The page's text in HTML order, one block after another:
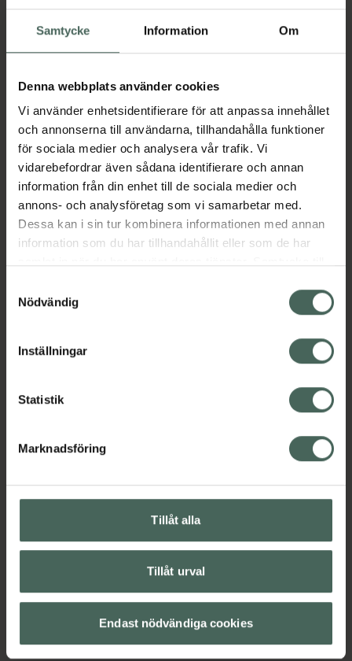
Samtycke Information Om
Denna webbplats använder cookies
Vi använder enhetsidentifierare för att anpassa innehållet
och annonserna till användarna, tillhandahålla funktioner
för sociala medier och analysera vår trafik. Vi
vidarebefordrar även sådana identifierare och annan
information från din enhet till de sociala medier och
annons- och analysföretag som vi samarbetar med.
Dessa kan i sin tur kombinera informationen med annan
information som du har tillhandahållit eller som de har
återkalla ditt samtycke via webbplatsens
cookieinställningar. Ett återkallat samtycke påverkar inte
lagligheten av behandling som skett innan återkallelsen.
Nödvändig
Inställningar
Statistik
Marknadsföring
Tillåt alla
Tillåt urval
Endast nödvändiga cookies
Kosttillskott bör inte ersätta en
varierad kost och en hälsosam
Fördröjer utvecklingen av grått hår och ger en
gradvis förbättring av hårets naturliga
pigment.
Jämförpris
8,30 kr st
EAN:07393471220729
Kategorier:
Kost och hälsaKosttillskottKosttillskott
Visa
Innehåll Visa
Instruktioner Visa
Upptäck flera produkter inom
Kosttillskott
Kosttillskott
Kronans Apotek finns här för dig. Du hittar oss från Skåne i